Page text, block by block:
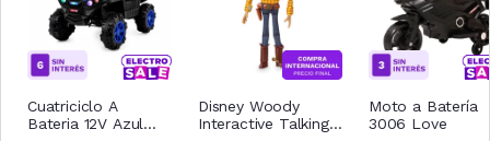
Cuatriciclo A
Bateria 12V Azul
Disney Woody
Interactive Talking
Moto a Batería
3006 Love